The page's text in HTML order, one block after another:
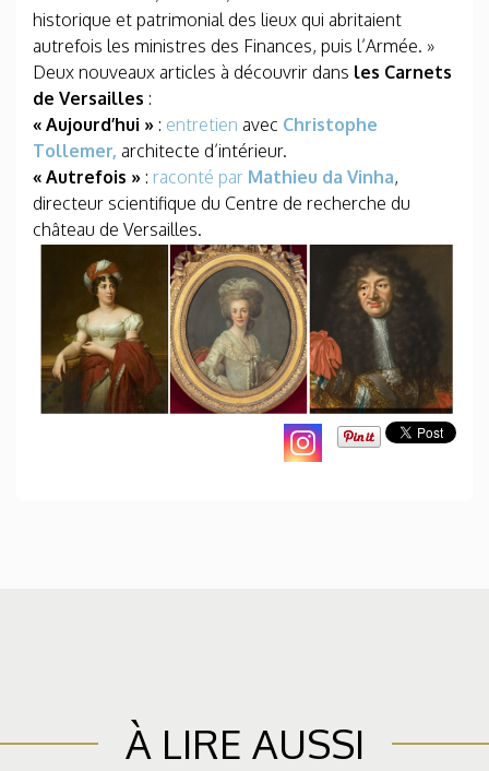
historique et patrimonial des lieux qui abritaient
autrefois les ministres des Finances, puis l’Armée. »
Deux nouveaux articles à découvrir dans les Carnets
de Versailles :
« Aujourd’hui » : entretien avec Christophe
Tollemer, architecte d’intérieur.
« Autrefois » : raconté par Mathieu da Vinha,
directeur scientifique du Centre de recherche du
château de Versailles.
À LIRE AUSSI